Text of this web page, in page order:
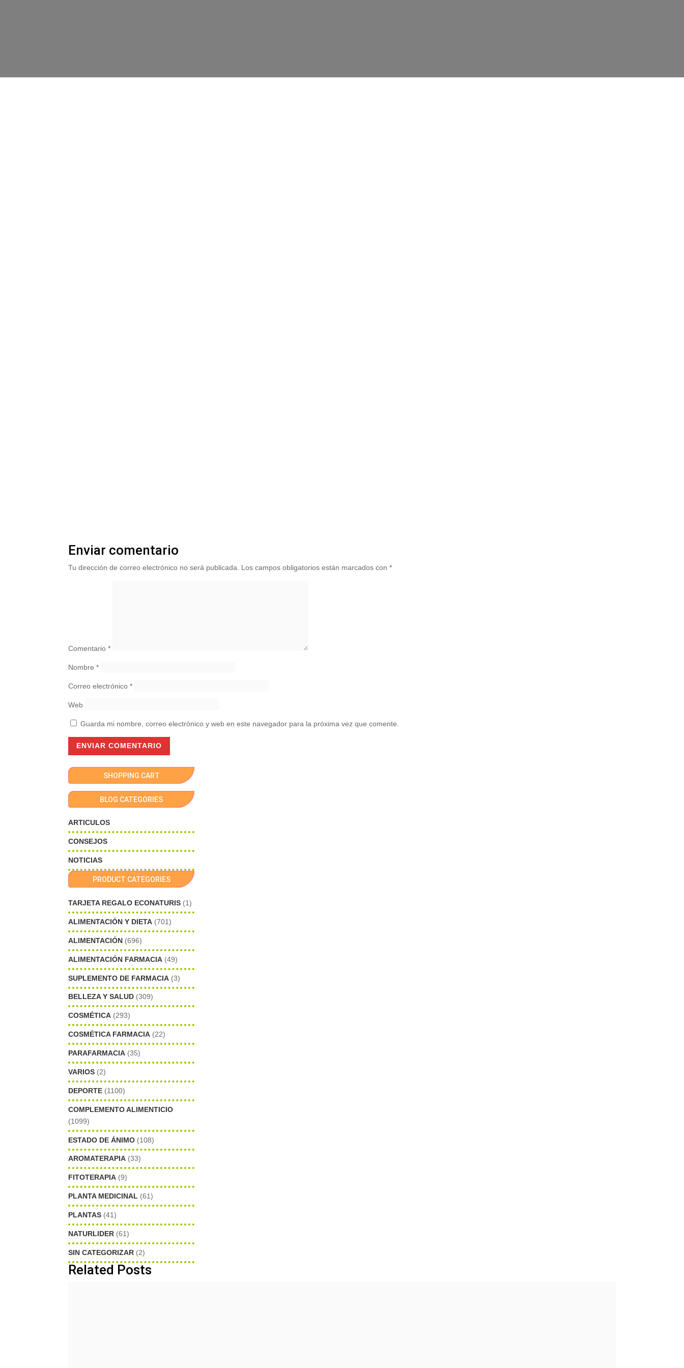
Enviar comentario
Tu dirección de correo electrónico no será publicada. Los campos obligatorios están marcados con*
Comentario*
Nombre*
Correo electrónico*
Web
Guarda mi nombre, correo electrónico y web en este navegador para la próxima vez que comente.
SHOPPING CART
BLOG CATEGORIES
ARTICULOS
CONSEJOS
NOTICIAS
PRODUCT CATEGORIES
TARJETA REGALO ECONATURIS (1)
ALIMENTACIÓN Y DIETA (701)
ALIMENTACIÓN (696)
ALIMENTACIÓN FARMACIA (49)
SUPLEMENTO DE FARMACIA (3)
BELLEZA Y SALUD (309)
COSMÉTICA (293)
COSMÉTICA FARMACIA (22)
PARAFARMACIA (35)
VARIOS (2)
DEPORTE (1100)
COMPLEMENTO ALIMENTICIO
(1099)
ESTADO DE ÁNIMO (108)
AROMATERAPIA (33)
FITOTERAPIA (9)
PLANTA MEDICINAL (61)
PLANTAS (41)
NATURLIDER (61)
SIN CATEGORIZAR (2)
Related Posts